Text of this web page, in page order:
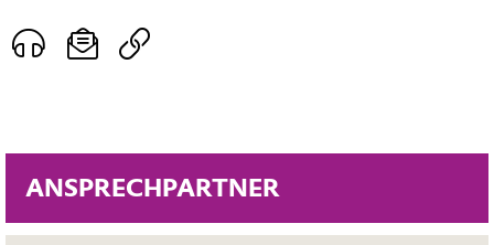
ANSPRECHPARTNER